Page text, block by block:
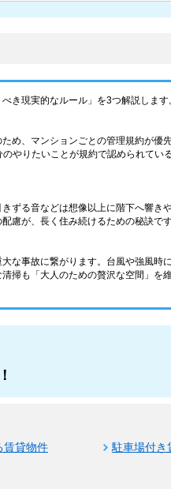
き現実的なルール」を3つ解説します
め、マンションごとの管理規約が優先
やりたいことが規約で認められてい
ずる音などは想像以上に階下へ響き
慮が、長く住み続けるための秘訣です
な事故に繋がります。台風や強風時
掃も「大人のための贅沢な空間」を
賃貸物件
駐車場付き